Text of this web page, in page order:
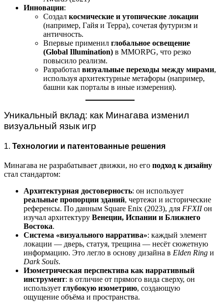
Инновации:
Создал космические и утопические локации
(например, Гайя и Терра), сочетая футуризм и
античность.
Впервые применил глобальное освещение
(Global Illumination) в MMORPG, что резко
повысило реализм.
Разработал визуальные переходы между мирами,
используя архитектурные метафоры (например,
башни как порталы в иные измерения).
Уникальный вклад: как Минагава изменил
визуальный язык игр
1. Технологии и патентованные решения
Минагава не разрабатывает движки, но его подход к дизайну
стал стандартом:
Архитектурная достоверность: он использует
реальные пропорции зданий, чертежи и исторические
референсы. По данным Square Enix (2023), для FFXIIон
изучал архитектуру Венеции, Испании и Ближнего
Востока.
Система «визуального нарратива»: каждый элемент
локации — дверь, статуя, трещина — несёт сюжетную
информацию. Это легло в основу дизайна в Elden Ring и
Dark Souls.
Изометрическая перспектива как нарративный
инструмент: в отличие от прямого вида сверху, он
использует глубокую изометрию, создающую
ощущение объёма и пространства.